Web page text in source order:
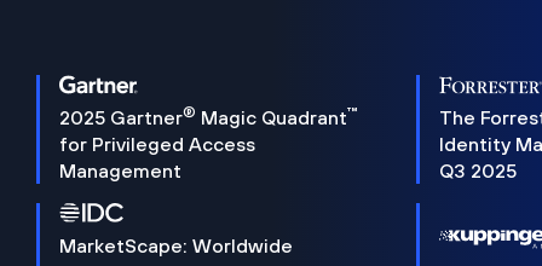
2025 Gartner® Magic Quadrant™
for Privileged Access
Management
The
Identity
Q3 2025
MarketScape: Worldwide